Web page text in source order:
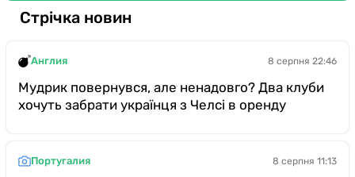
Стрічка новин
Англия 8 серпня 22:46
Мудрик повернувся, але ненадовго? Два клуби
хочуть забрати українця з Челсі в оренду
Португалия 8 серпня 11:13